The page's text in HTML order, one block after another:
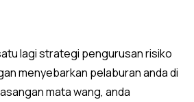
lagi strategi pengurusan risiko
menyebarkan pelaburan anda di
mata wang, anda